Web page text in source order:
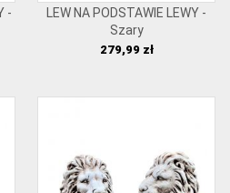
-
LEW NA PODSTAWIE LEWY -
Szary
Cena
279,99 zł